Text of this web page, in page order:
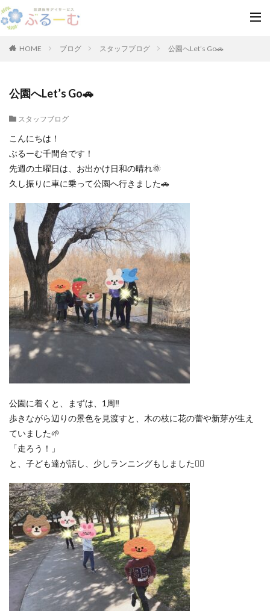
HOME ブログ スタッフブログ 公園へLet’s Go🚗
公園へLet’s Go🚗
スタッフブログ
こんにちは！
ぶるーむ千間台です！
先週の土曜日は、お出かけ日和の晴れ🌞
久し振りに車に乗って公園へ行きました🚗
公園に着くと、まずは、1周‼
歩きながら辺りの景色を見渡すと、木の枝に花の蕾や新芽が生え
ていました🌱
「走ろう！」
と、子ども達が話し、少しランニングもしました🏃‍♂️